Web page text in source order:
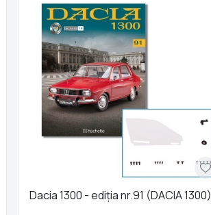
Dacia 1300 - ediția nr.91 (DACIA 1300)